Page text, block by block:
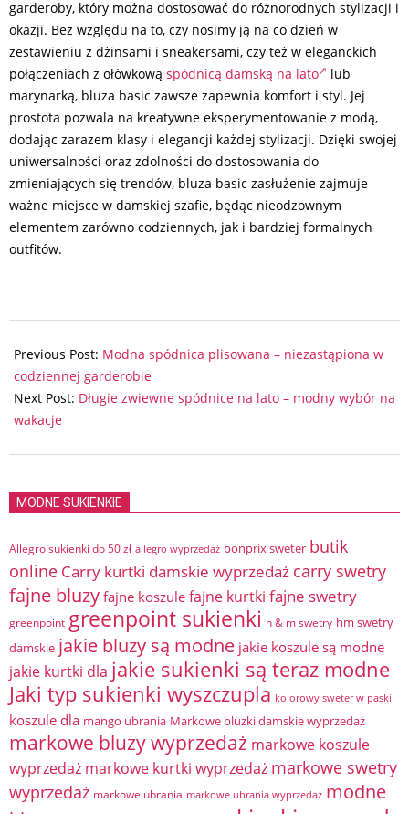
garderoby, który można dostosować do różnorodnych stylizacji i
okazji. Bez względu na to, czy nosimy ją na co dzień w
zestawieniu z dżinsami i sneakersami, czy też w eleganckich
połączeniach z ołówkową spódnicą damską na lato
lub
marynarką, bluza basic zawsze zapewnia komfort i styl. Jej
prostota pozwala na kreatywne eksperymentowanie z modą,
dodając zarazem klasy i elegancji każdej stylizacji. Dzięki swojej
uniwersalności oraz zdolności do dostosowania do
zmieniających się trendów, bluza basic zasłużenie zajmuje
ważne miejsce w damskiej szafie, będąc nieodzownym
elementem zarówno codziennych, jak i bardziej formalnych
outfitów.
07-
05
Previous Post: Modna spódnica plisowana – niezastąpiona w
codziennej garderobie
Next Post: Długie zwiewne spódnice na lato – modny wybór na
wakacje
MODNE SUKIENKIE
Allegro sukienki do 50 zł allegro wyprzedaż bonprix sweter butik
online Carry kurtki damskie wyprzedaż carry swetry
fajne bluzy fajne koszule fajne kurtki fajne swetry
greenpoint greenpoint sukienki h & m swetry hm swetry
damskie jakie bluzy są modne jakie koszule są modne
jakie kurtki dla jakie sukienki są teraz modne
Jaki typ sukienki wyszczupla kolorowy sweter w paski
koszule dla mango ubrania Markowe bluzki damskie wyprzedaż
markowe bluzy wyprzedaż markowe koszule
wyprzedaż markowe kurtki wyprzedaż markowe swetry
wyprzedaż markowe ubrania markowe ubrania wyprzedaż modne